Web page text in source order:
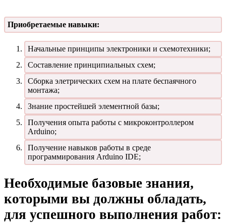
Приобретаемые навыки:
Начальные принципы электроники и схемотехники;
Составление принципиальных схем;
Сборка элетрических схем на плате беспаячного
монтажа;
Знание простейшей элементной базы;
Получения опыта работы с микроконтроллером
Arduino;
Получение навыков работы в среде
программирования Arduino IDE;
Необходимые базовые знания,
которыми вы должны обладать,
для успешного выполнения работ: